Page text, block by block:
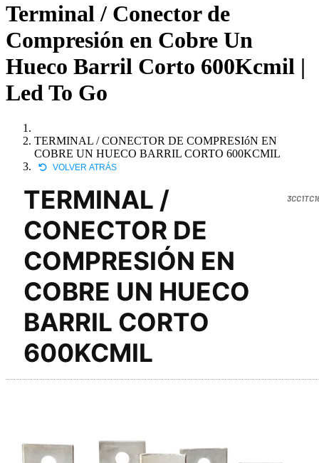
Terminal / Conector de
Compresión en Cobre Un
Hueco Barril Corto 600Kcmil |
Led To Go
TERMINAL / CONECTOR DE COMPRESIóN EN
COBRE UN HUECO BARRIL CORTO 600KCMIL
VOLVER ATRÁS
TERMINAL /
CONECTOR DE
COMPRESIÓN EN
COBRE UN HUECO
BARRIL CORTO
600KCMIL